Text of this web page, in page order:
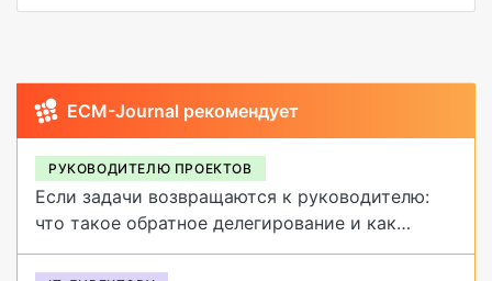
ECM-Journal рекомендует
РУКОВОДИТЕЛЮ ПРОЕКТОВ
Если задачи возвращаются к руководителю:
что такое обратное делегирование и как
от него избавиться